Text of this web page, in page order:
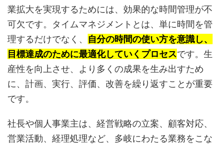
業拡大を実現するためには、効果的な時間管理が不
可欠です。タイムマネジメントとは、単に時間を管
理するだけでなく、 自分の時間の使い方を意識し、
目標達成のために最適化していくプロセスです。生
産性を向上させ、より多くの成果を生み出すため
に、計画、実行、評価、改善を繰り返すことが重要
です。
社長や個人事業主は、経営戦略の立案、顧客対応、
営業活動、経理処理など、多岐にわたる業務をこな